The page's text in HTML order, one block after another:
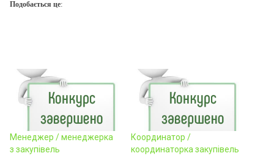
Подобається це:
Менеджер / менеджерка
з закупівель
Координатор /
координаторка закупівель